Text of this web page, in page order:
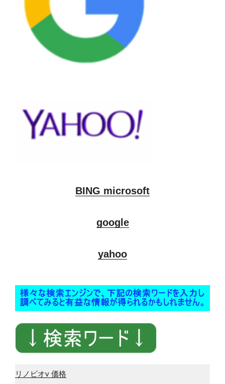
BING microsoft
google
yahoo
リノビオv 価格